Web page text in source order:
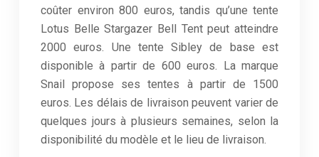
coûter environ 800 euros, tandis qu’une tente
Lotus Belle Stargazer Bell Tent peut atteindre
2000 euros. Une tente Sibley de base est
disponible à partir de 600 euros. La marque
Snail propose ses tentes à partir de 1500
euros. Les délais de livraison peuvent varier de
quelques jours à plusieurs semaines, selon la
disponibilité du modèle et le lieu de livraison.